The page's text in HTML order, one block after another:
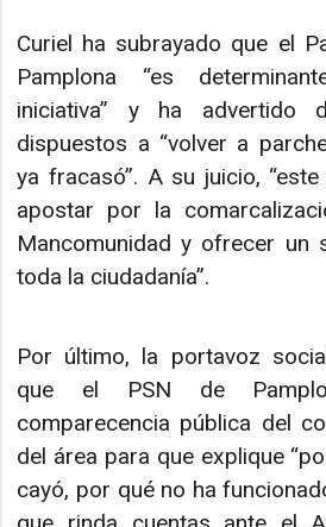
Curiel ha subrayado que el
Pamplona “es
iniciativa” y ha advertido
dispuestos a “volver a
ya fracasó”. A su juicio,
apostar por la
Mancomunidad y ofrecer un
toda la ciudadanía”.
Por último, la portavoz
que el PSN de
comparecencia pública del
del área para que explique
cayó, por qué no ha